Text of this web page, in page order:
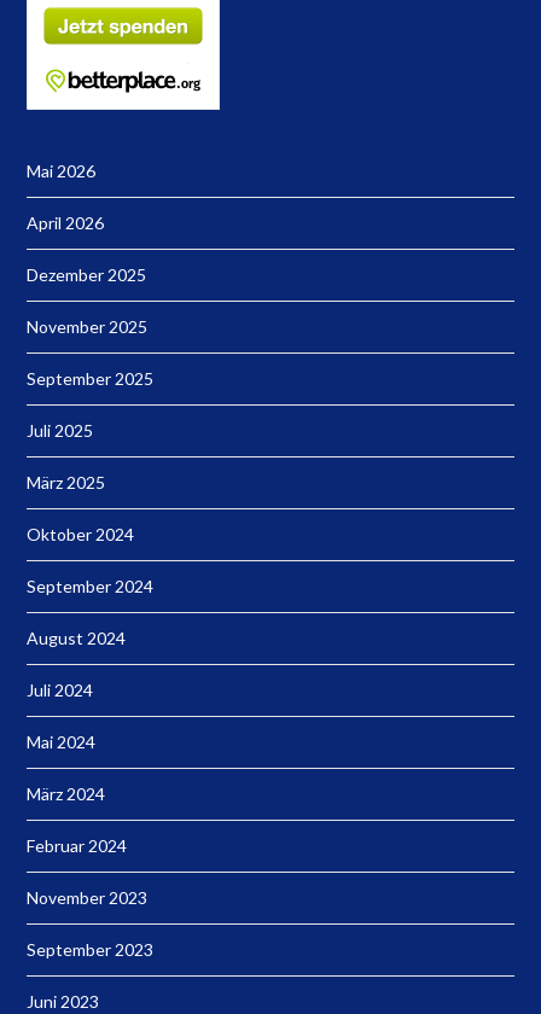
Mai 2026
April 2026
Dezember 2025
November 2025
September 2025
Juli 2025
März 2025
Oktober 2024
September 2024
August 2024
Juli 2024
Mai 2024
März 2024
Februar 2024
November 2023
September 2023
Juni 2023